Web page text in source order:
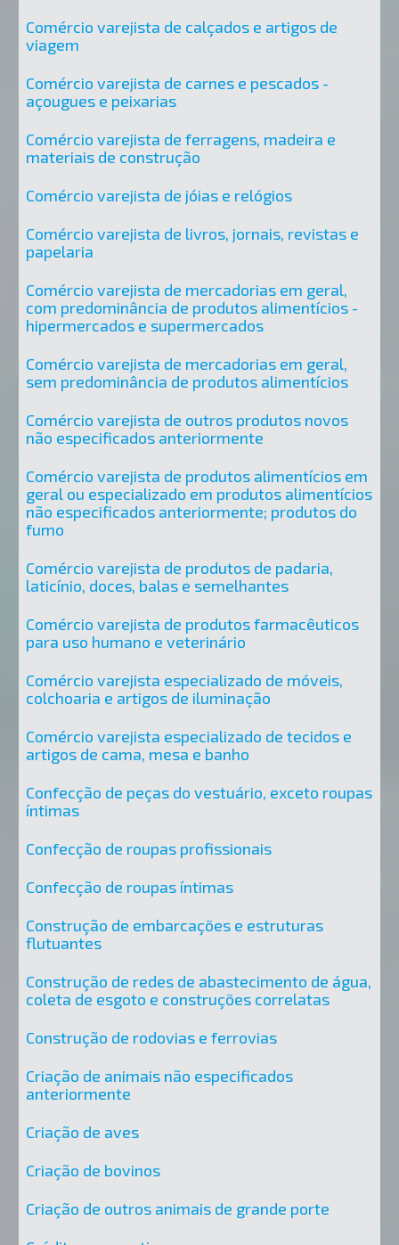
Comércio varejista de calçados e artigos de
viagem
Comércio varejista de carnes e pescados -
açougues e peixarias
Comércio varejista de ferragens, madeira e
materiais de construção
Comércio varejista de jóias e relógios
Comércio varejista de livros, jornais, revistas e
papelaria
Comércio varejista de mercadorias em geral,
com predominância de produtos alimentícios -
hipermercados e supermercados
Comércio varejista de mercadorias em geral,
sem predominância de produtos alimentícios
Comércio varejista de outros produtos novos
não especificados anteriormente
Comércio varejista de produtos alimentícios em
geral ou especializado em produtos alimentícios
não especificados anteriormente; produtos do
fumo
Comércio varejista de produtos de padaria,
laticínio, doces, balas e semelhantes
Comércio varejista de produtos farmacêuticos
para uso humano e veterinário
Comércio varejista especializado de móveis,
colchoaria e artigos de iluminação
Comércio varejista especializado de tecidos e
artigos de cama, mesa e banho
Confecção de peças do vestuário, exceto roupas
íntimas
Confecção de roupas profissionais
Confecção de roupas íntimas
Construção de embarcações e estruturas
flutuantes
Construção de redes de abastecimento de água,
coleta de esgoto e construções correlatas
Construção de rodovias e ferrovias
Criação de animais não especificados
anteriormente
Criação de aves
Criação de bovinos
Criação de outros animais de grande porte